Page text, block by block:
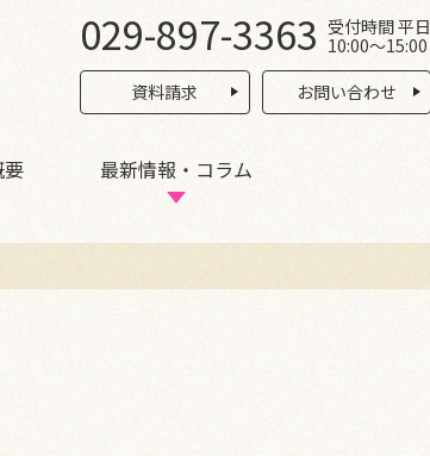
029-897-3363 受付時間 平日
10:00〜15:00
資料請求
お問い合わせ
要 最新情報・コラム